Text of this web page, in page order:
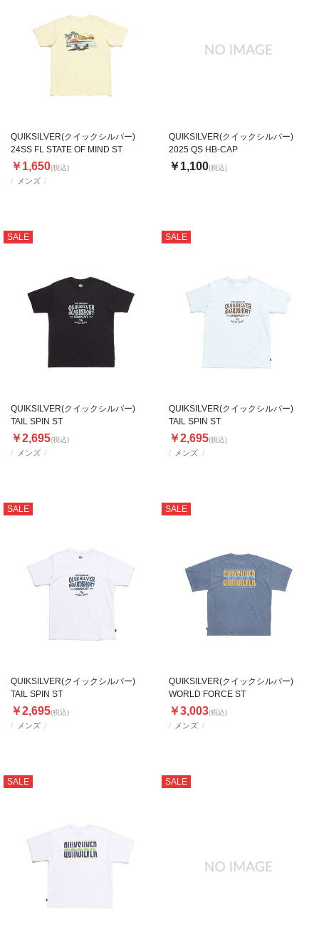
メンズ
QUIKSILVER(クイックシルバー)
24SS FL STATE OF MIND ST
￥1,650(税込)
QUIKSILVER(クイックシルバー)
2025 QS HB-CAP
￥1,100(税込)
SALE
メンズ
QUIKSILVER(クイックシルバー)
TAIL SPIN ST
￥2,695(税込)
SALE
メンズ
QUIKSILVER(クイックシルバー)
TAIL SPIN ST
￥2,695(税込)
SALE
メンズ
QUIKSILVER(クイックシルバー)
TAIL SPIN ST
￥2,695(税込)
SALE
メンズ
QUIKSILVER(クイックシルバー)
WORLD FORCE ST
￥3,003(税込)
SALE SALE